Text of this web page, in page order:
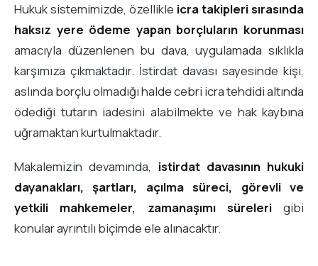
Hukuk sistemimizde, özellikle icra takipleri sırasında
haksız yere ödeme yapan borçluların korunması
amacıyla düzenlenen bu dava, uygulamada sıklıkla
karşımıza çıkmaktadır. İstirdat davası sayesinde kişi,
aslında borçlu olmadığı halde cebri icra tehdidi altında
ödediği tutarın iadesini alabilmekte ve hak kaybına
uğramaktan kurtulmaktadır.
Makalemizin devamında, istirdat davasının hukuki
dayanakları, şartları, açılma süreci, görevli ve
yetkili mahkemeler, zamanaşımı sürelerigibi
konular ayrıntılı biçimde ele alınacaktır.